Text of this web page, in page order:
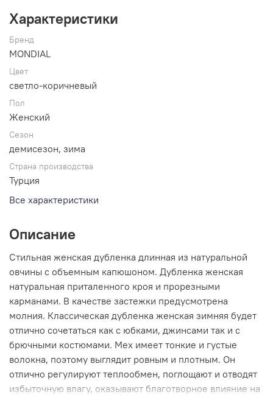
Характеристики
Бренд
MONDIAL
Цвет
светло-коричневый
Пол
Женский
Сезон
демисезон, зима
Страна производства
Турция
Все характеристики
Описание
Стильная женская дубленка длинная из натуральной
овчины с объемным капюшоном. Дубленка женская
натуральная приталенного кроя и прорезными
карманами. В качестве застежки предусмотрена
молния. Классическая дубленка женская зимняя будет
отлично сочетаться как с юбками, джинсами так и с
брючными костюмами. Мех имеет тонкие и густые
волокна, поэтому выглядит ровным и плотным. Он
отлично регулируют теплообмен, поглощают и отводят
избыточную влагу, оказывают благотворное влияние на